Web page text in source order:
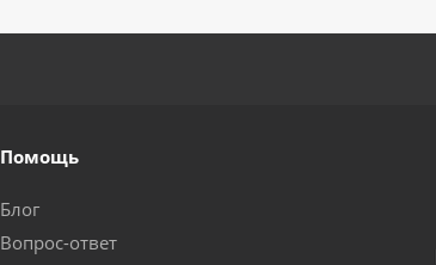
Помощь
Блог
Вопрос-ответ